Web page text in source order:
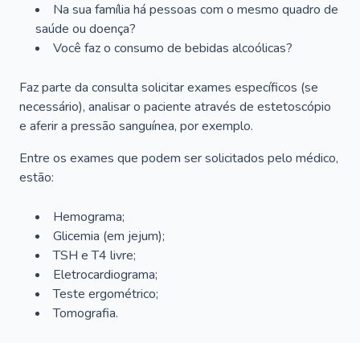
Na sua família há pessoas com o mesmo quadro de
saúde ou doença?
Você faz o consumo de bebidas alcoólicas?
Faz parte da consulta solicitar exames específicos (se
necessário), analisar o paciente através de estetoscópio
e aferir a pressão sanguínea, por exemplo.
Entre os exames que podem ser solicitados pelo médico,
estão:
Hemograma;
Glicemia (em jejum);
TSH e T4 livre;
Eletrocardiograma;
Teste ergométrico;
Tomografia.